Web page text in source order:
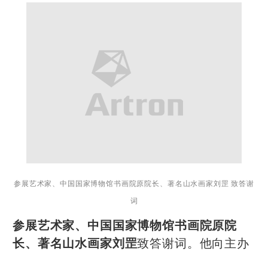
参展艺术家、中国国家博物馆书画院原院长、著名山水画家刘罡 致答谢
词
参展艺术家、中国国家博物馆书画院原院
长、著名山水画家刘罡致答谢词。他向主办